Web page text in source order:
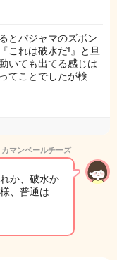
とパジャマのズボン
これは破水だ!』と旦
いても出てる感じは
てことでしたが検
カマンベールチーズ
か、破水か
、普通は